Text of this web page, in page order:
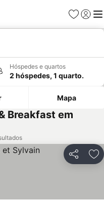
Favoritos
Iniciar
Hóspedes e quartos
2 hóspedes, 1 quarto.
Mapa
Breakfast em
Partilhar